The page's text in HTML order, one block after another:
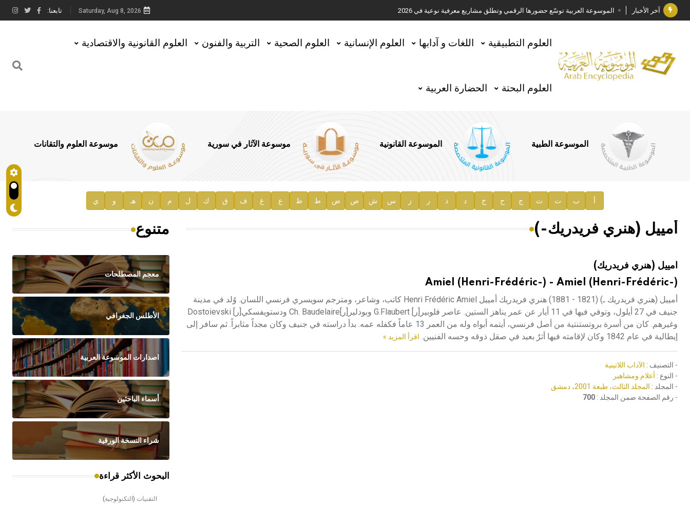
آخر الأخبار الموسوعة العربية توسّع حضورها الرقمي وتطلق مشاريع معرفية نوعية في 2026
جائزة مجمع الملك سلمان العالمي للغة العربية 2025
الأستاذ إياد خالد الطباع مدير عام لهيئة الموسوعة العربية
السيد محمد ياسين صالح وزيرا للثقافة
توصيات مجلس الإدارة
صدور المجلد السابع من موسوعة الآثار في سورية
إعلان..
هيئة الموسوعة العربية تطلق موسوعات جديدة في عام 2026
Saturday, Aug 8, 2026 تابعنا:
العلوم التطبيقية اللغات و آدابها العلوم الإنسانية العلوم الصحية التربية والفنون العلوم القانونية والاقتصادية
العلوم البحتة الحضارة العربية
الموسوعة الطبية الموسوعة القانونية موسوعة الآثار في سورية موسوعة العلوم والتقانات
أ ب ت ث ج ح خ د ذ ر ز س ش ص ض ط ظ ع غ ف ق ك ل م ن هـ و ي
أمييل (هنري فريدريك-)
امييل (هنري فريدريك)
Amiel (Henri-Frédéric-) - Amiel (Henri-Frédéric-)
أمييل (هنري فريدريك ـ) (1821 - 1881) هنري فريدريك أمييل Henri Frédéric Amiel كاتب، وشاعر، ومترجم سويسري فرنسي اللسان. وُلد في مدينة
جنيف في 27 أيلول، وتوفي فيها في 11 أيار عن عمر يناهز الستين. عاصر فلوبير[ر] G.Flaubert وبودلير[ر]Ch. Baudelaire ودستويفسكي[ر] Dostoievski
وغيرهم. كان من أسرة بروتستنتية من أصل فرنسي، أيتمه أبواه وله من العمر 13 عاماً فكفله عمه. بدأ دراسته في جنيف وكان مجداً مثابراً. ثم سافر إلى
إيطالية في عام 1842 وكان لإقامته فيها أثرٌ بعيد في صقل ذوقه وحسه الفنيين.
اقرأ المزيد »
- التصنيف : الآداب اللاتينية
- النوع : أعلام ومشاهير
- المجلد : المجلد الثالث، طبعة 2001، دمشق
- رقم الصفحة ضمن المجلد : 700
متنوع
معجم المصطلحات
الأطلس الجغرافي
اصدارات الموسوعة العربية
أسماء الباحثين
شراء النسخة الورقية
البحوث الأكثر قراءة
التقنيات (التكنولوجية)